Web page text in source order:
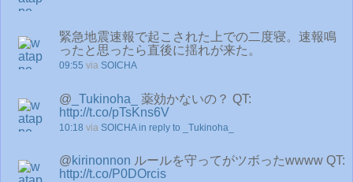
緊急地震速報で起こされた上での二度寝。速報鳴
ったと思ったら直後に揺れが来た。
09:55 via SOICHA
@ _Tukinoha_
薬効かないの？ QT:
http://t.co/pTsKns6V
10:18 via SOICHA in reply to _Tukinoha_
@kirinonnon ルールを守ってがツボったwwww QT:
http://t.co/P0DOrcis